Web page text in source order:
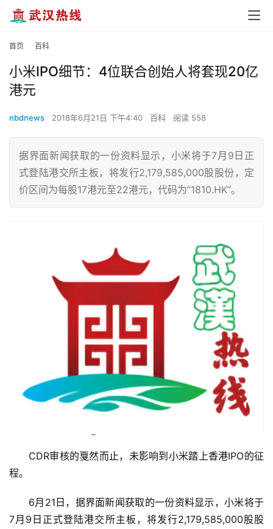
首页 百科
小米IPO细节：4位联合创始人将套现20亿
港元
nbdnews 2018年6月21日 下午4:40 百科 阅读 558
据界面新闻获取的一份资料显示，小米将于7月9日正
式登陆港交所主板，将发行2,179,585,000股股份，定
价区间为每股17港元至22港元，代码为“1810.HK”。
CDR审核的戛然而止，未影响到小米踏上香港IPO的征
程。
6月21日，据界面新闻获取的一份资料显示，小米将于
7月9日正式登陆港交所主板，将发行2,179,585,000股股